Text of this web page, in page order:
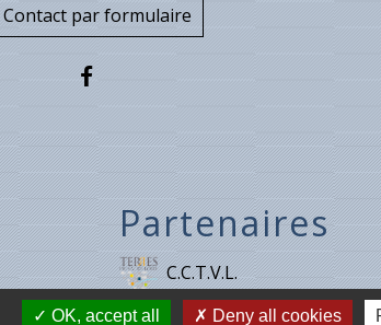
Contact par formulaire
Partenaires
C.C.T.V.L.
Meung-sur-Loire
OK, accept all Deny all cookies